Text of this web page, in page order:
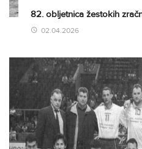
82. obljetnica žestokih
02.04.2026